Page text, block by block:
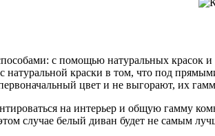
с помощью натуральных красок и
краски в том, что под
цвет и не выгорают, их
на интерьер и общую гамму
случае белый диван будет не самым